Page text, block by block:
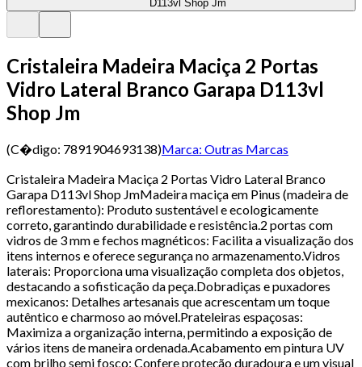
Cristaleira Madeira Maciça 2 Portas
Vidro Lateral Branco Garapa D113vl
Shop Jm
(C�digo: 7891904693138)Marca: Outras Marcas
Cristaleira Madeira Maciça 2 Portas Vidro Lateral Branco
Garapa D113vl Shop JmMadeira maciça em Pinus (madeira de
reflorestamento): Produto sustentável e ecologicamente
correto, garantindo durabilidade e resistência.2 portas com
vidros de 3 mm e fechos magnéticos: Facilita a visualização dos
itens internos e oferece segurança no armazenamento.Vidros
laterais: Proporciona uma visualização completa dos objetos,
destacando a sofisticação da peça.Dobradiças e puxadores
mexicanos: Detalhes artesanais que acrescentam um toque
autêntico e charmoso ao móvel.Prateleiras espaçosas:
Maximiza a organização interna, permitindo a exposição de
vários itens de maneira ordenada.Acabamento em pintura UV
com brilho semi fosco: Confere proteção duradoura e um visual